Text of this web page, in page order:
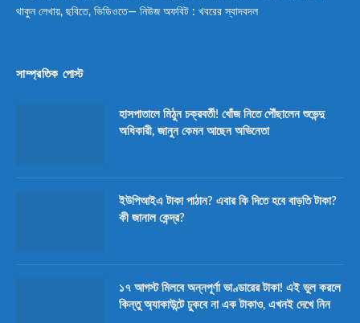
থাকুন লেখায়, ছবিতে, ভিডিওতে— নিউজ অফবিট : খবরের স্বাদবদল
সাম্প্রতিক পোস্ট
হাসপাতালে মিঠুন চক্রবর্তী! খোঁজ নিতে পৌঁছালেন শুভেন্দু
অধিকারী, জানুন কেমন আছেন অভিনেতা
ইউপিআইএ টাকা পাঠান? এবার কি দিতে হবে বাড়তি টাকা?
কী জানাল কেন্দ্র?
১৭ আগস্ট মিলবে অন্নপূর্ণা ভাণ্ডারের টাকা! এই ভুল করলে
কিন্তু অ্যাকাউন্টে ঢুকবে না এক টাকাও, এখনই দেখে নিন